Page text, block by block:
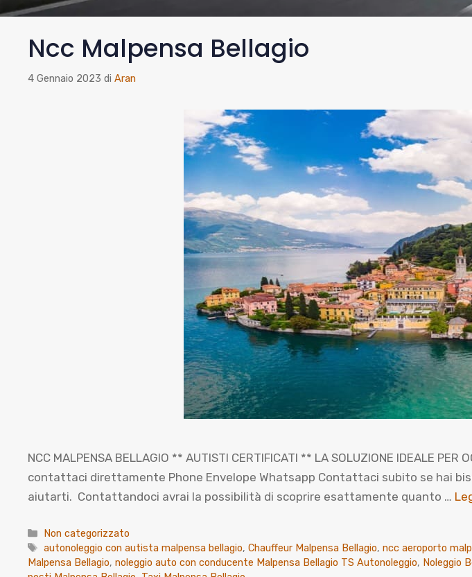
Ncc Malpensa Bellagio
4 Gennaio 2023 di Aran
NCC MALPENSA BELLAGIO ** AUTISTI CERTIFICATI ** LA SOLUZIONE IDEALE
contattaci direttamente Phone Envelope Whatsapp Contattaci subito se hai
aiutarti. Contattandoci avrai la possibilità di scoprire esattamente quanto …
Categorie
Non categorizzato
Tag
autonoleggio con autista malpensa bellagio,Chauffeur Malpensa Bellagio,ncc aeroporto
Malpensa Bellagio, noleggio auto con conducente Malpensa Bellagio TS Autonoleggio, Noleggio